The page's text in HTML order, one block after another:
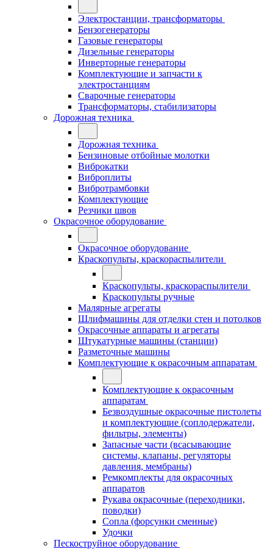
Электростанции, трансформаторы
Бензогенераторы
Газовые генераторы
Дизельные генераторы
Инверторные генераторы
Комплектующие и запчасти к
электростанциям
Сварочные генераторы
Трансформаторы, стабилизаторы
Дорожная техника
Дорожная техника
Бензиновые отбойные молотки
Виброкатки
Виброплиты
Вибротрамбовки
Комплектующие
Резчики швов
Окрасочное оборудование
Окрасочное оборудование
Краскопульты, краскораспылители
Краскопульты, краскораспылители
Краскопульты ручные
Малярные агрегаты
Шлифмашины для отделки стен и потолков
Окрасочные аппараты и агрегаты
Штукатурные машины (станции)
Разметочные машины
Комплектующие к окрасочным аппаратам
Комплектующие к окрасочным
аппаратам
Безвоздушные окрасочные пистолеты
и комплектующие (соплодержатели,
фильтры, элементы)
Запасные части (всасывающие
системы, клапаны, регуляторы
давления, мембраны)
Ремкомплекты для окрасочных
аппаратов
Рукава окрасочные (переходники,
поводки)
Сопла (форсунки сменные)
Удочки
Пескоструйное оборудование